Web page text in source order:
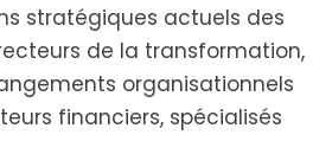
stratégiques actuels des
de la transformation,
organisationnels
financiers, spécialisés